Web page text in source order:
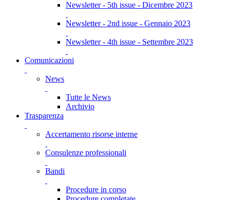
Newsletter - 5th issue - Dicembre 2023
Newsletter - 2nd issue - Gennaio 2023
Newsletter - 4th issue - Settembre 2023
Comunicazioni
News
Tutte le News
Archivio
Trasparenza
Accertamento risorse interne
Consulenze professionali
Bandi
Procedure in corso